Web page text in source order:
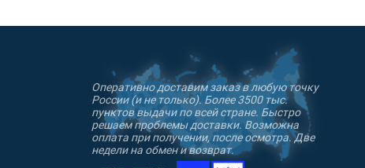
Оперативно доставим заказ в любую точку
России (и не только). Более 3500 тыс.
пунктов выдачи по всей стране. Быстро
решаем проблемы доставки. Возможна
оплата при получении, после осмотра. Две
недели на обмен и возврат.